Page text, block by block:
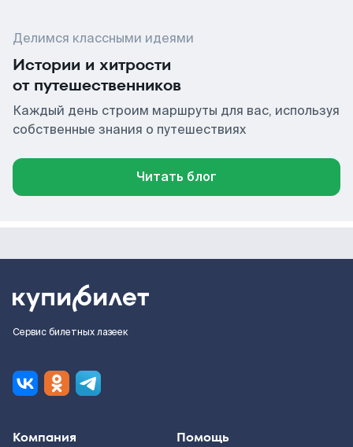
Делимся классными идеями
Истории и хитрости
от путешественников
Каждый день строим маршруты для вас, используя
собственные знания о путешествиях
Читать блог
Сервис билетных лазеек
Компания Помощь